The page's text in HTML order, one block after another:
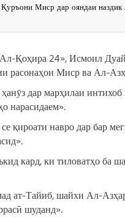
Миср дар ояндаи
Қоҳира 24», Исмоил
расонаҳои Миср ва Ал-
дар марҳилаи интихоб
нарасидаем».
қироати навро дар бар
кард, ки тиловатҳо ба
ат-Тайиб, шайхи Ал-
шуданд».